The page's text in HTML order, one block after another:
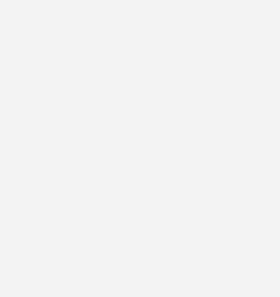
ein.
dass man es hinsichtlich des Passus der
entgegen der Formulierung im
erachte, nicht auf den
sondern auf den „Sachkundigen“ bzw. auf die
sowie auf diesbezügliche
abzustellen und insoweit das Handwerk
mit einzubeziehen.
hat sich auch in anderen, vergleichbaren
Basierend auf bestimmten
(z.B. Handwerksmeister in einem infrage
wird durch eine zusätzliche